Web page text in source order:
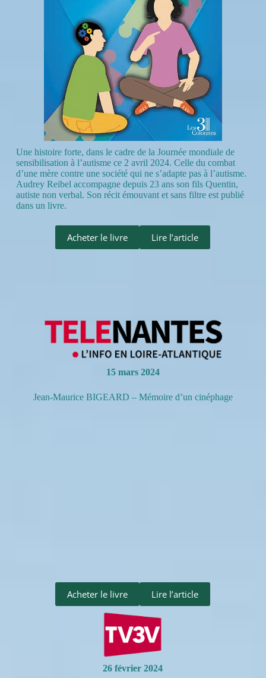
Une histoire forte, dans le cadre de la Journée mondiale de
sensibilisation à l’autisme ce 2 avril 2024. Celle du combat
d’une mère contre une société qui ne s’adapte pas à l’autisme.
Audrey Reibel accompagne depuis 23 ans son fils Quentin,
autiste non verbal. Son récit émouvant et sans filtre est publié
dans un livre.
Acheter le livre Lire l’article
15 mars 2024
Jean-Maurice BIGEARD – Mémoire d’un cinéphage
Acheter le livre Lire l’article
26 février 2024